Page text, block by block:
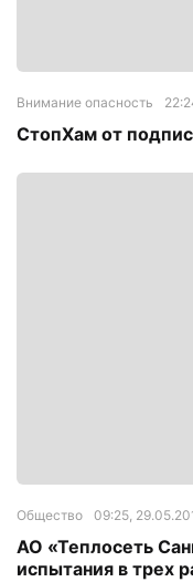
Внимание опасность
СтопХам от
Общество 09:25,
АО «Теплосеть
испытания в трех